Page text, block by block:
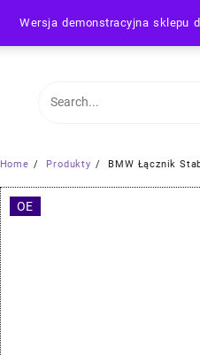
Wersja demonstracyjna sklepu
Home Produkty BMW Łącznik
OE